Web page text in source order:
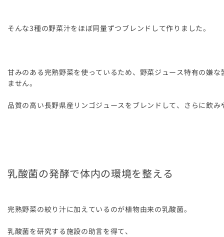
そんな3種の野菜汁をほぼ同量ずつブレンドして作りました。
甘みのある完熟野菜を使っているため、野菜ジュース特有の嫌
ません。
品質の高い長野県産リンゴジュースをブレンドして、さらに飲
乳酸菌の発酵で体内の環境を整える
完熟野菜の絞り汁に加えているのが植物由来の乳酸菌。
乳酸菌を研究する施設の助言を得て、